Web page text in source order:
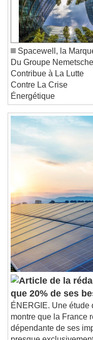
Font
Reset
Done
Close Modal
End of dialog
Spacewell, la
Du Groupe
Contribue à La Lutte
Contre La Crise
Énergétique
que 20% de ses
ÉNERGIE. Une étude
montre que la France
dépendante de ses